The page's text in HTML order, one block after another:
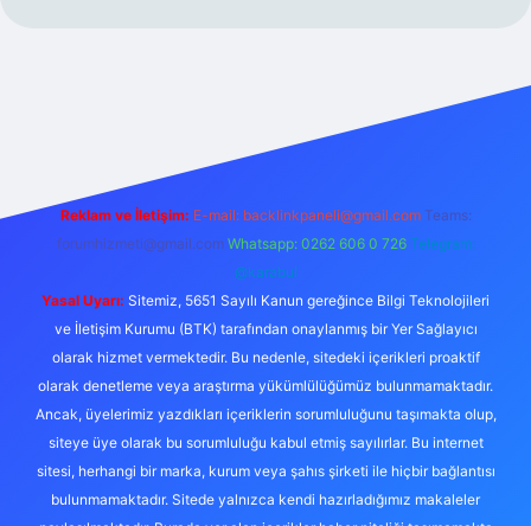
Reklam ve İletişim: E-mail: backlinkpaneli@gmail.com Teams:
forumhizmeti@gmail.com Whatsapp: 0262 606 0 726 Telegram:
@karabul
Yasal Uyarı: Sitemiz, 5651 Sayılı Kanun gereğince Bilgi Teknolojileri
ve İletişim Kurumu (BTK) tarafından onaylanmış bir Yer Sağlayıcı
olarak hizmet vermektedir. Bu nedenle, sitedeki içerikleri proaktif
olarak denetleme veya araştırma yükümlülüğümüz bulunmamaktadır.
Ancak, üyelerimiz yazdıkları içeriklerin sorumluluğunu taşımakta olup,
siteye üye olarak bu sorumluluğu kabul etmiş sayılırlar. Bu internet
sitesi, herhangi bir marka, kurum veya şahıs şirketi ile hiçbir bağlantısı
bulunmamaktadır. Sitede yalnızca kendi hazırladığımız makaleler